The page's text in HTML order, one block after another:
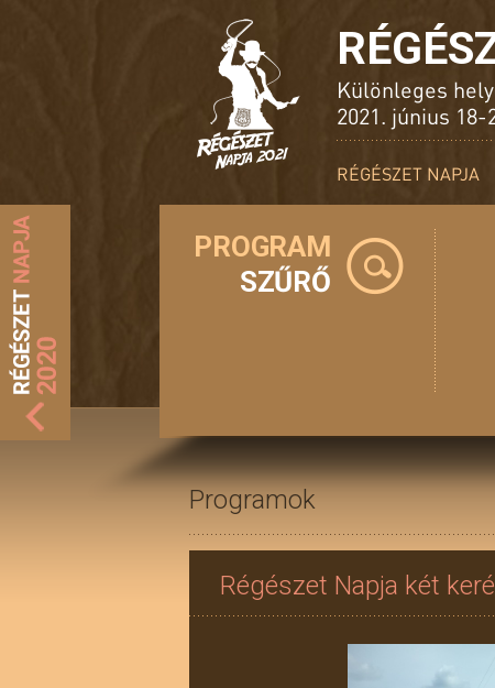
Különleges
2021. június 18-
RÉGÉSZET NAPJA
PROGRAM
SZŰRŐ
Programok
Régészet Napja két